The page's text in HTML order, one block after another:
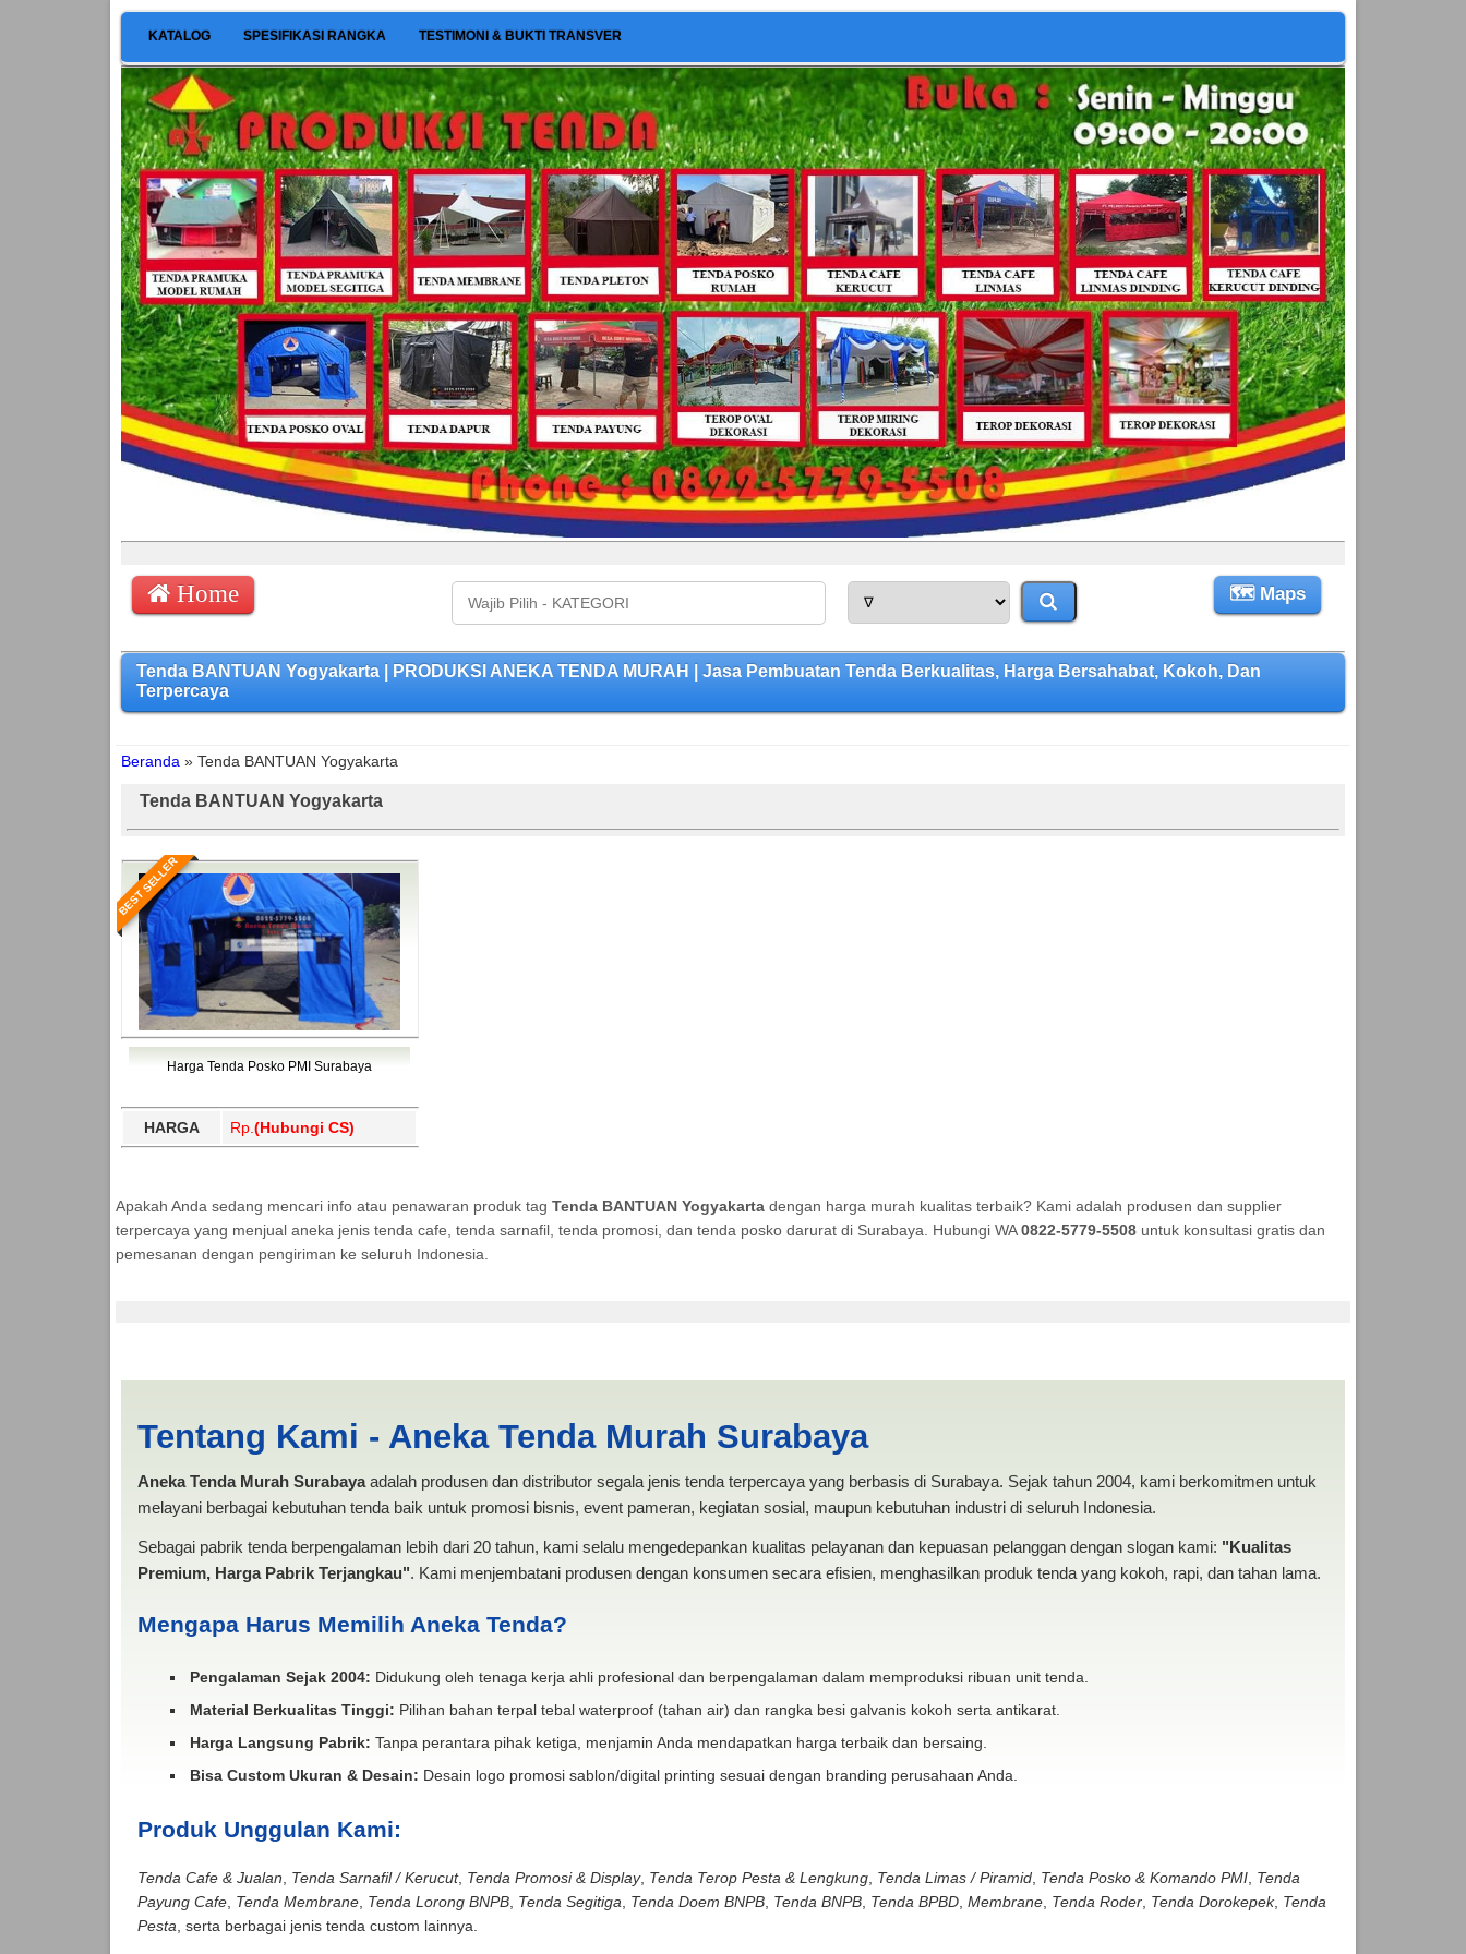
KATALOG SPESIFIKASI RANGKA TESTIMONI & BUKTI TRANSVER
Home 🗺 Maps
Tenda BANTUAN Yogyakarta | PRODUKSI ANEKA TENDA MURAH | Jasa Pembuatan Tenda Berkualitas, Harga Bersahabat, Kokoh, Dan
Terpercaya
Beranda » Tenda BANTUAN Yogyakarta
Tenda BANTUAN Yogyakarta
BEST SELLER
Harga Tenda Posko PMI Surabaya
HARGA Rp. (Hubungi CS)
Apakah Anda sedang mencari info atau penawaran produk tag Tenda BANTUAN Yogyakartadengan harga murah kualitas terbaik? Kami adalah produsen dan supplier
terpercaya yang menjual aneka jenis tenda cafe, tenda sarnafil, tenda promosi, dan tenda posko darurat di Surabaya. Hubungi WA0822-5779-5508untuk konsultasi gratis dan
pemesanan dengan pengiriman ke seluruh Indonesia.
Tentang Kami - Aneka Tenda Murah Surabaya
Aneka Tenda Murah Surabayaadalah produsen dan distributor segala jenis tenda terpercaya yang berbasis di Surabaya. Sejak tahun 2004, kami berkomitmen untuk
melayani berbagai kebutuhan tenda baik untuk promosi bisnis, event pameran, kegiatan sosial, maupun kebutuhan industri di seluruh Indonesia.
Sebagai pabrik tenda berpengalaman lebih dari 20 tahun, kami selalu mengedepankan kualitas pelayanan dan kepuasan pelanggan dengan slogan kami: "Kualitas
Premium, Harga Pabrik Terjangkau". Kami menjembatani produsen dengan konsumen secara efisien, menghasilkan produk tenda yang kokoh, rapi, dan tahan lama.
Mengapa Harus Memilih Aneka Tenda?
Pengalaman Sejak 2004: Didukung oleh tenaga kerja ahli profesional dan berpengalaman dalam memproduksi ribuan unit tenda.
Material Berkualitas Tinggi: Pilihan bahan terpal tebal waterproof (tahan air) dan rangka besi galvanis kokoh serta antikarat.
Harga Langsung Pabrik: Tanpa perantara pihak ketiga, menjamin Anda mendapatkan harga terbaik dan bersaing.
Bisa Custom Ukuran & Desain: Desain logo promosi sablon/digital printing sesuai dengan branding perusahaan Anda.
Produk Unggulan Kami:
Tenda Cafe & Jualan Tenda Sarnafil / Kerucut, Tenda Promosi & Display, Tenda Terop Pesta & Lengkung, Tenda Limas / Piramid, Tenda Posko & Komando PMI, Tenda
Payung Cafe, Tenda Membrane, Tenda Lorong BNPB, Tenda Segitiga Tenda Doem BNPB, Tenda BNPB, Tenda BPBD, Membrane, Tenda Roder, Tenda Dorokepek, Tenda
Pesta , serta berbagai jenis tenda custom lainnya.